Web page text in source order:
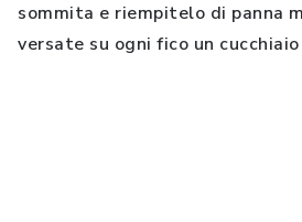
sommita e riempitelo di panna
versate su ogni fico un